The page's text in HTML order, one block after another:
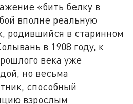
«бить белку в
вполне реальную
родившийся в старинном
в 1908 году, к
века уже
но весьма
способный
взрослым